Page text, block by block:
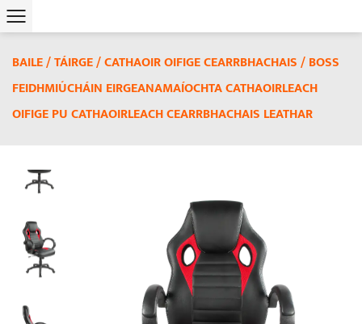
BAILE/TÁIRGE/CATHAOIR OIFIGE CEARRBHACHAIS/BOSS
FEIDHMIÚCHÁIN EIRGEANAMAÍOCHTA CATHAOIRLEACH
OIFIGE PU CATHAOIRLEACH CEARRBHACHAIS LEATHAR